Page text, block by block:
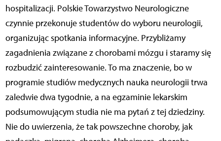
hospitalizacji. Polskie Towarzystwo Neurologiczne
czynnie przekonuje studentów do wyboru neurologii,
organizując spotkania informacyjne. Przybliżamy
zagadnienia związane z chorobami mózgu i staramy się
rozbudzić zainteresowanie. To ma znaczenie, bo w
programie studiów medycznych nauka neurologii trwa
zaledwie dwa tygodnie, a na egzaminie lekarskim
podsumowującym studia nie ma pytań z tej dziedziny.
Nie do uwierzenia, że tak powszechne choroby, jak